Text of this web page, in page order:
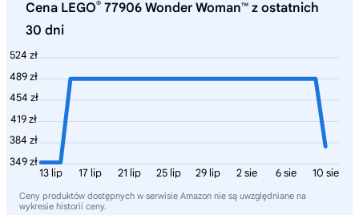
Cena LEGO® 77906 Wonder Woman™ z ostatnich
30 dni
524 zł
489 zł
454 zł
419 zł
384 zł
349 zł
10 sie
6 sie
2 sie
29 lip
25 lip
21 lip
17 lip
13 lip
Ceny produktów dostępnych w serwisie Amazon nie są uwzględniane na
wykresie historii ceny.